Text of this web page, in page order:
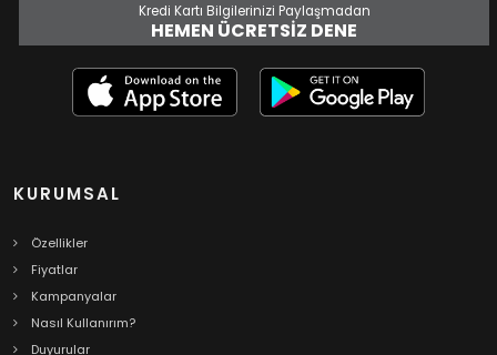
Kredi Kartı Bilgilerinizi Paylaşmadan
HEMEN ÜCRETSIZ DENE
KURUMSAL
Özellikler
Fiyatlar
Kampanyalar
Nasıl Kullanırım?
Duyurular